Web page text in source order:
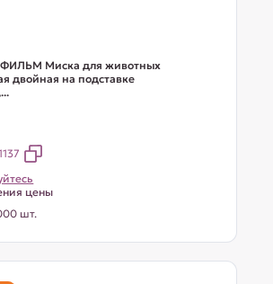
Миска для животных
двойная на подставке
цены
шт.